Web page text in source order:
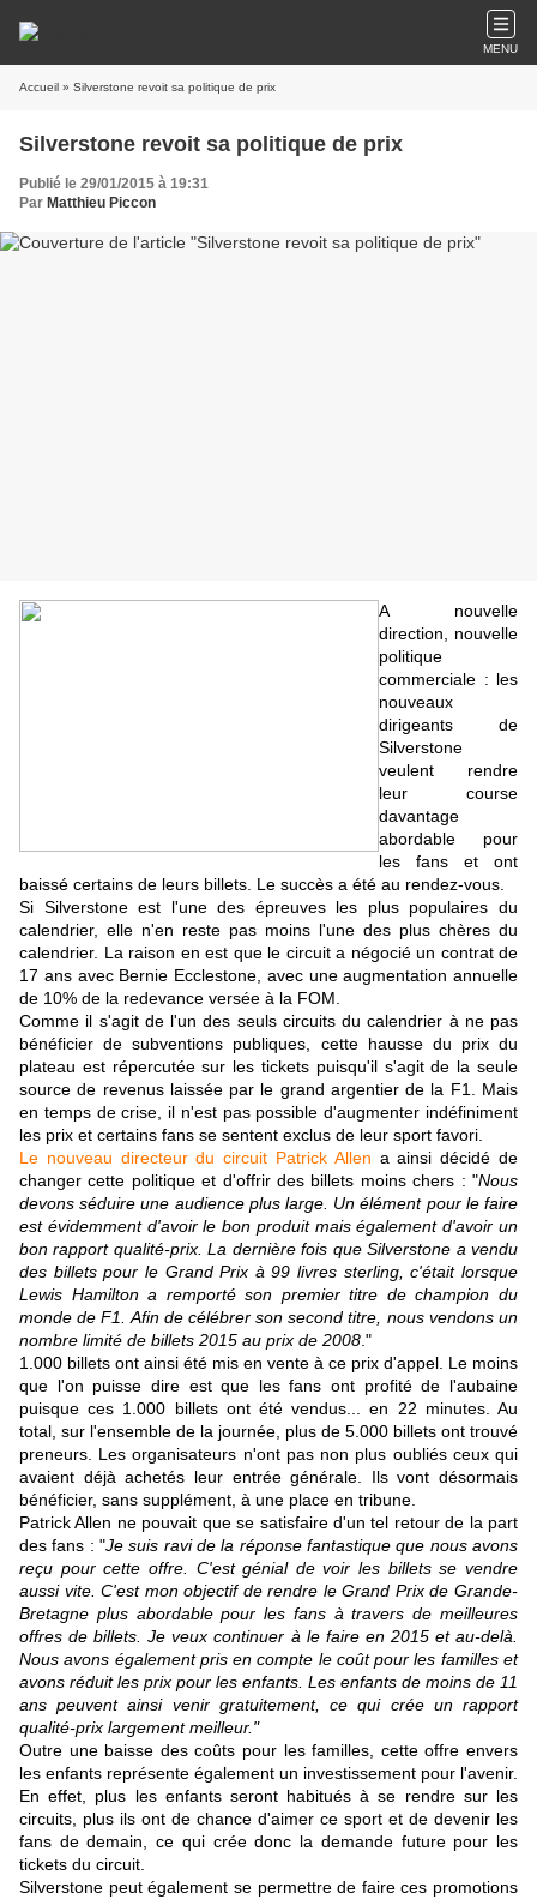
MENU
Accueil » Silverstone revoit sa politique de prix
Silverstone revoit sa politique de prix
Publié le 29/01/2015 à 19:31
Par Matthieu Piccon
A nouvelle
direction, nouvelle
politique
commerciale : les
nouveaux
dirigeants de
Silverstone
veulent rendre
leur course
davantage
abordable pour
les fans et ont
baissé certains de leurs billets. Le succès a été au rendez-vous.
Si Silverstone est l'une des épreuves les plus populaires du
calendrier, elle n'en reste pas moins l'une des plus chères du
calendrier. La raison en est que le circuit a négocié un contrat de
17 ans avec Bernie Ecclestone, avec une augmentation annuelle
de 10% de la redevance versée à la FOM.
Comme il s'agit de l'un des seuls circuits du calendrier à ne pas
bénéficier de subventions publiques, cette hausse du prix du
plateau est répercutée sur les tickets puisqu'il s'agit de la seule
source de revenus laissée par le grand argentier de la F1. Mais
en temps de crise, il n'est pas possible d'augmenter indéfiniment
les prix et certains fans se sentent exclus de leur sport favori.
Le nouveau directeur du circuit Patrick Allen a ainsi décidé de
changer cette politique et d'offrir des billets moins chers : "Nous
devons séduire une audience plus large. Un élément pour le faire
est évidemment d'avoir le bon produit mais également d'avoir un
bon rapport qualité-prix. La dernière fois que Silverstone a vendu
des billets pour le Grand Prix à 99 livres sterling, c'était lorsque
Lewis Hamilton a remporté son premier titre de champion du
monde de F1. Afin de célébrer son second titre, nous vendons un
nombre limité de billets 2015 au prix de 2008 ."
1.000 billets ont ainsi été mis en vente à ce prix d'appel. Le moins
que l'on puisse dire est que les fans ont profité de l'aubaine
puisque ces 1.000 billets ont été vendus... en 22 minutes. Au
total, sur l'ensemble de la journée, plus de 5.000 billets ont trouvé
preneurs. Les organisateurs n'ont pas non plus oubliés ceux qui
avaient déjà achetés leur entrée générale. Ils vont désormais
bénéficier, sans supplément, à une place en tribune.
Patrick Allen ne pouvait que se satisfaire d'un tel retour de la part
des fans : "Je suis ravi de la réponse fantastique que nous avons
reçu pour cette offre. C'est génial de voir les billets se vendre
aussi vite. C'est mon objectif de rendre le Grand Prix de Grande-
Bretagne plus abordable pour les fans à travers de meilleures
offres de billets. Je veux continuer à le faire en 2015 et au-delà.
Nous avons également pris en compte le coût pour les familles et
avons réduit les prix pour les enfants. Les enfants de moins de 11
ans peuvent ainsi venir gratuitement, ce qui crée un rapport
qualité-prix largement meilleur."
Outre une baisse des coûts pour les familles, cette offre envers
les enfants représente également un investissement pour l'avenir.
En effet, plus les enfants seront habitués à se rendre sur les
circuits, plus ils ont de chance d'aimer ce sport et de devenir les
fans de demain, ce qui crée donc la demande future pour les
tickets du circuit.
Silverstone peut également se permettre de faire ces promotions